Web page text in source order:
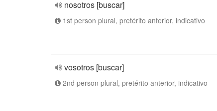
nosotros [buscar]
1st person plural, pretérito anterior, indicativo
vosotros [buscar]
2nd person plural, pretérito anterior, indicativo